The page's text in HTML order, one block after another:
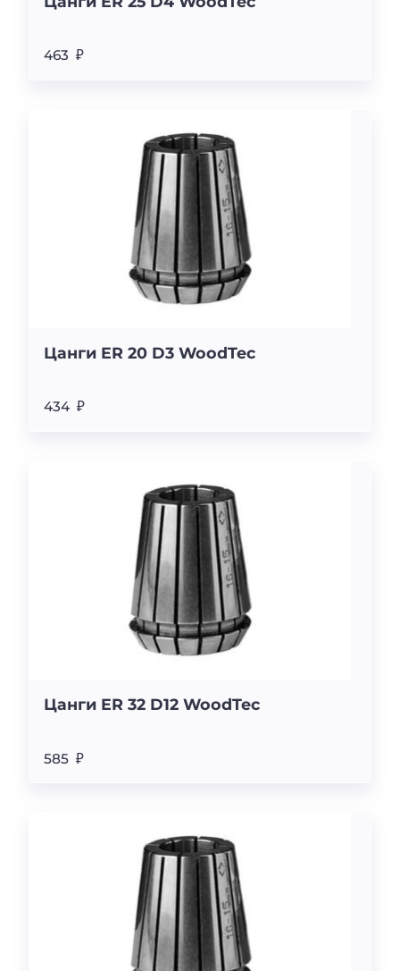
463 ₽
Цанги ER 20 D3 WoodTec
434 ₽
Цанги ER 32 D12 WoodTec
585 ₽